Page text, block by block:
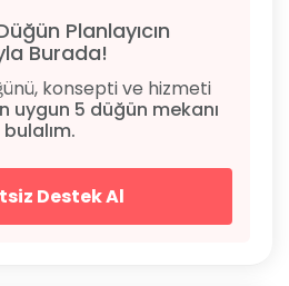
Planlayıcın
Burada!
konsepti ve hizmeti
uygun 5 düğün mekanı
bulalım.
Destek Al